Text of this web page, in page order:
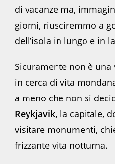
di vacanze ma,
giorni, riusciremmo a
dell’isola in lungo e in
Sicuramente non è una
in cerca di vita
a meno che non si
Reykjavik, la capitale,
visitare monumenti,
frizzante vita notturna.